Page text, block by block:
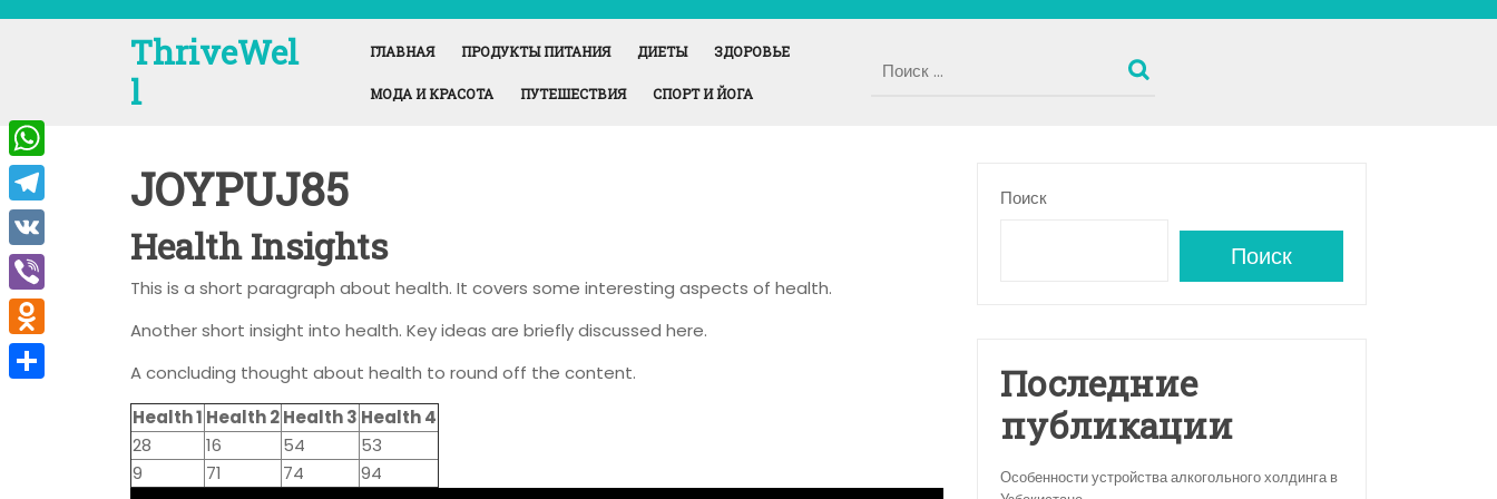
ThriveWel
l
ГЛАВНАЯ ПРОДУКТЫ ПИТАНИЯ ДИЕТЫ ЗДОРОВЬЕ
МОДА И КРАСОТА ПУТЕШЕСТВИЯ СПОРТ И ЙОГА
JOYPUJ85
Health Insights
This is a short paragraph about health. It covers some interesting aspects of health.
Another short insight into health. Key ideas are briefly discussed here.
A concluding thought about health to round off the content.
Health 1 Health 2Health 3 Health 4
28
16 54
53
9
71 74 94
Поиск
Поиск
Последние
публикации
Особенности устройства алкогольного холдинга в
W
h
a
A
T
e
l
e
g
V
K
V
i
b
O